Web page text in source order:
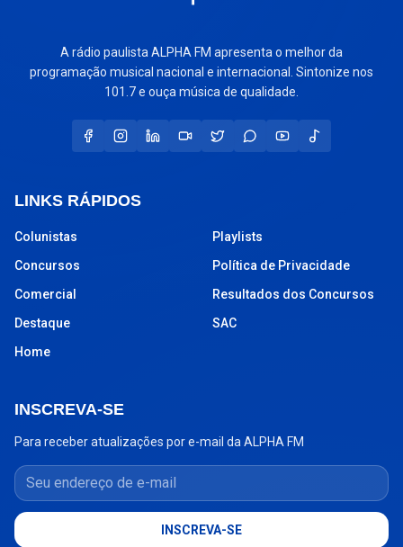
A rádio paulista ALPHA FM apresenta o melhor da
programação musical nacional e internacional. Sintonize nos
101.7 e ouça música de qualidade.
LINKS RÁPIDOS
Colunistas
Concursos
Comercial
Destaque
Home
Playlists
Política de Privacidade
Resultados dos Concursos
SAC
INSCREVA-SE
Para receber atualizações por e-mail da ALPHA FM
Seu endereço de e-mail
INSCREVA-SE